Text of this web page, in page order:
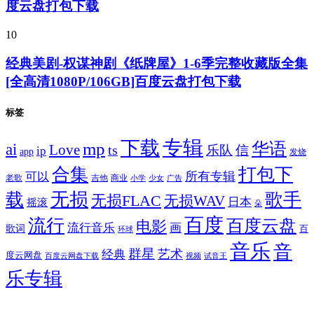
度云盘打包下载
10
经典美剧-权谋神剧《纸牌屋》1-6季完整收藏版全集
[全高清1080P/106GB]百度云盘打包下载
标签
ai app ip Lovemp ts 下载专辑 乐队 信华语 发烧
老歌 可以 合集 吉他 商业 小学 少女 广告 所有专辑 打包下
载 摇滚 无损 无损FLAC 无损WAV 日本 朵 歌手
歌词 流行 流行音乐 环球 电影 画 百度百度云盘 百
度云网盘 百度云网盘下载 经典 群星 艺术 视频 试音王 音乐音
乐专辑